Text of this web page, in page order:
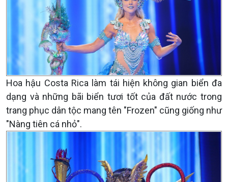
Hoa hậu Costa Rica làm tái hiện không gian biển đa
dạng và những bãi biển tươi tốt của đất nước trong
trang phục dân tộc mang tên "Frozen" cũng giống như
"Nàng tiên cá nhỏ".